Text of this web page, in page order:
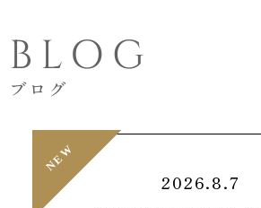
BLOG
ブログ
NEW
NEW
2026.8.7